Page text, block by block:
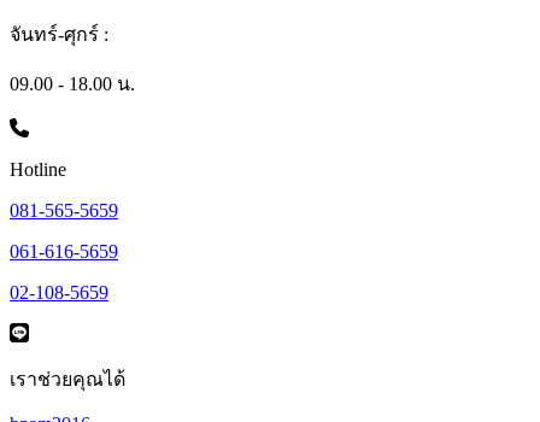
จันทร์-ศุกร์ :
09.00 - 18.00 น.
Hotline
081-565-5659
061-616-5659
02-108-5659
เราช่วยคุณได้